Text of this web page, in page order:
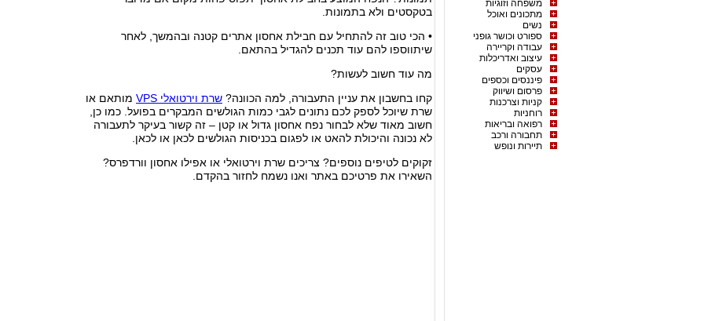
משפחה וזוגיות
מתכונים ואוכל
נשים
ספורט וכושר גופני
עבודה וקריירה
עיצוב ואדריכלות
עסקים
פיננסים וכספים
פרסום ושיווק
קניות וצרכנות
רוחניות
רפואה ובריאות
תחבורה ורכב
תיירות ונופש
בטקסטים ולא בתמונות.
• הכי טוב זה להתחיל עם חבילת אחסון אתרים קטנה ובהמשך, לאחר
שיתווספו להם עוד תכנים להגדיל בהתאם.
מה עוד חשוב לעשות?
קחו בחשבון את עניין התעבורה, למה הכוונה? שרת וירטואלי VPS
מותאם או
שרת שיוכל לספק לכם נתונים לגבי כמות הגולשים המבקרים בפועל. כמו כן,
חשוב מאוד שלא לבחור נפח אחסון גדול או קטן – זה קשור בעיקר לתעבורה
לא נכונה והיכולת להאט או לפגום בכניסות הגולשים לכאן או לכאן.
זקוקים לטיפים נוספים? צריכים שרת וירטואלי או אפילו אחסון וורדפרס?
השאירו את פרטיכם באתר ואנו נשמח לחזור בהקדם.